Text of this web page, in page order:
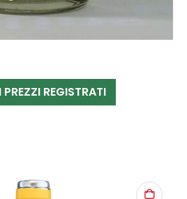
REGISTRATI